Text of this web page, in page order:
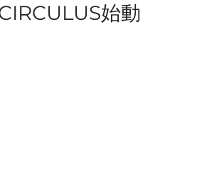
始動